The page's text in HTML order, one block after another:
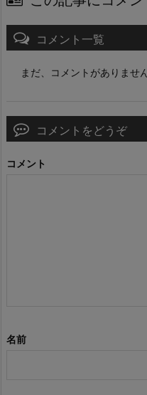
コメント一覧
まだ、コメントがありませ
コメントをどうぞ
コメント
名前